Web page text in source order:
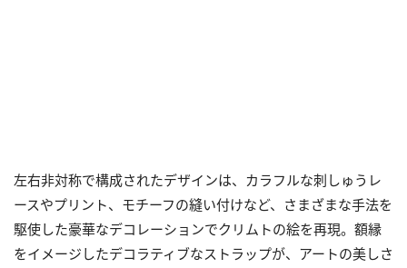
左右非対称で構成されたデザインは、カラフルな刺しゅうレ
ースやプリント、モチーフの縫い付けなど、さまざまな手法を
駆使した豪華なデコレーションでクリムトの絵を再現。額縁
をイメージしたデコラティブなストラップが、アートの美しさ